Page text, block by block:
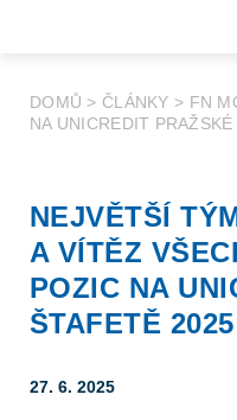
DOMŮ > ČLÁNKY > FN
NA UNICREDIT
NEJVĚTŠÍ
A VÍTĚZ
POZIC NA
ŠTAFETĚ 2025
27. 6. 2025